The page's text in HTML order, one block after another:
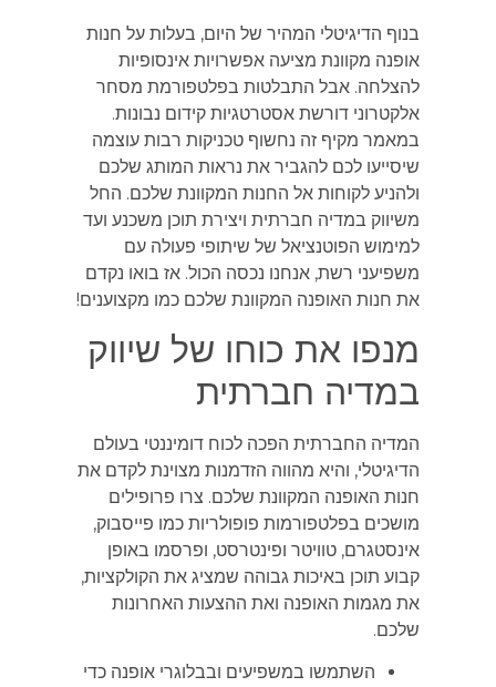
בנוף הדיגיטלי המהיר של היום, בעלות על חנות
אופנה מקוונת מציעה אפשרויות אינסופיות
להצלחה. אבל התבלטות בפלטפורמת מסחר
אלקטרוני דורשת אסטרטגיות קידום נבונות.
במאמר מקיף זה נחשוף טכניקות רבות עוצמה
שיסייעו לכם להגביר את נראות המותג שלכם
ולהניע לקוחות אל החנות המקוונת שלכם. החל
משיווק במדיה חברתית ויצירת תוכן משכנע ועד
למימוש הפוטנציאל של שיתופי פעולה עם
משפיעני רשת, אנחנו נכסה הכול. אז בואו נקדם
את חנות האופנה המקוונת שלכם כמו מקצוענים!
מנפו את כוחו של שיווק
במדיה חברתית
המדיה החברתית הפכה לכוח דומיננטי בעולם
הדיגיטלי, והיא מהווה הזדמנות מצוינת לקדם את
חנות האופנה המקוונת שלכם. צרו פרופילים
מושכים בפלטפורמות פופולריות כמו פייסבוק,
אינסטגרם, טוויטר ופינטרסט, ופרסמו באופן
קבוע תוכן באיכות גבוהה שמציג את הקולקציות,
את מגמות האופנה ואת ההצעות האחרונות
שלכם.
השתמשו במשפיעים ובבלוגרי אופנה כדי